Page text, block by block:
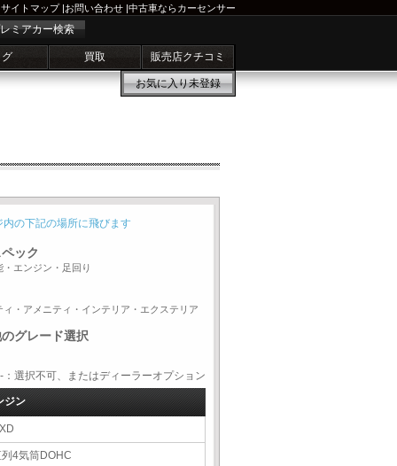
サイトマップ|お問い合わせ |中古車ならカーセンサー
ミアカー検索
買取 販売店クチコミ
お気に入り未登録
内の下記の場所に飛びます
ック
・エンジン・足回り
ィ・アメニティ・インテリア・エクステリア
グレード選択
択不可、またはディーラーオプション
ジン
4気筒DOHC